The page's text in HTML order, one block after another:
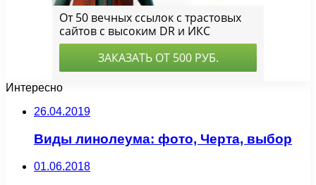
Интересно
26.04.2019
Виды линолеума: фото, Черта, выбор
01.06.2018